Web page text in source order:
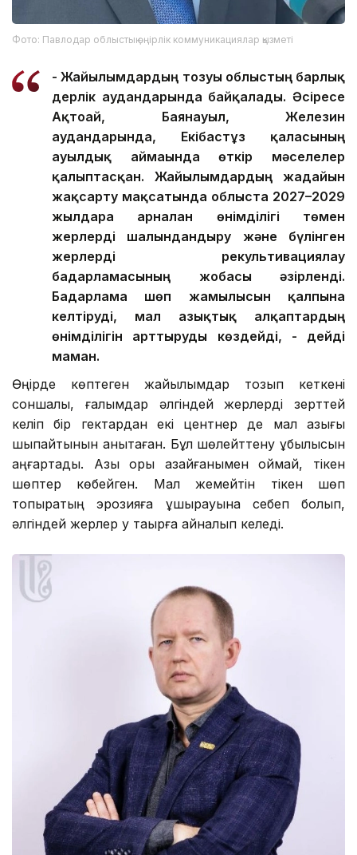
Фото: Павлодар облыстық өңірлік коммуникациялар қызметі
- Жайылымдардың тозуы облыстың барлық
дерлік аудандарында байқалады. Әсіресе
Ақтоғай, Баянауыл, Железин
аудандарында, Екібастұз қаласының
ауылдық аймағында өткір мәселелер
қалыптасқан. Жайылымдардың жағдайын
жақсарту мақсатында облыста 2027–2029
жылдарға арналған өнімділігі төмен
жерлерді шалғындандыру және бүлінген
жерлерді рекультивациялау
бағдарламасының жобасы әзірленді.
Бағдарлама шөп жамылғысын қалпына
келтіруді, мал азықтық алқаптардың
өнімділігін арттыруды көздейді, - дейді
маман.
Өңірде көптеген жайылымдар тозып кеткені
соншалық, ғалымдар әлгіндей жерлерді зерттей
келіп бір гектардан екі центнер де мал азығы
шықпайтынын анықтаған. Бұл шөлейттену құбылысын
аңғартады. Азық қоры азайғанымен қоймай, тікен
шөптер көбейген. Мал жемейтін тікен шөп
топырақтың эрозияға ұшырауына себеп болып,
әлгіндей жерлер қу тақырға айналып келеді.